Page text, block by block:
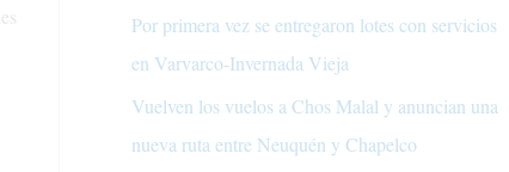
Por primera vez se entregaron lotes con servicios
en Varvarco-Invernada Vieja
Vuelven los vuelos a Chos Malal y anuncian una
nueva ruta entre Neuquén y Chapelco